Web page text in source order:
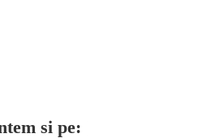
si pe: